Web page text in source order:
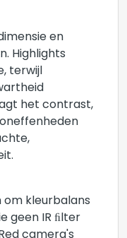
en
Highlights
terwijl
het contrast,
om kleurbalans
geen IR ﬁlter
camera's